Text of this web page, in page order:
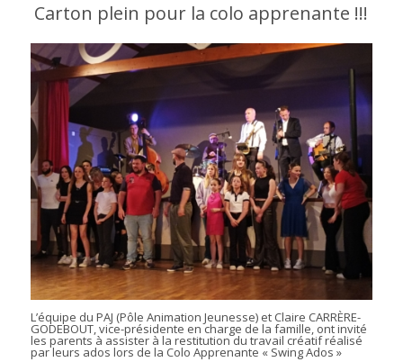
Carton plein pour la colo apprenante !!!
L’équipe du PAJ (Pôle Animation Jeunesse) et Claire CARRÈRE-
GODEBOUT, vice-présidente en charge de la famille, ont invité
les parents à assister à la restitution du travail créatif réalisé
par leurs ados lors de la Colo Apprenante « Swing Ados »